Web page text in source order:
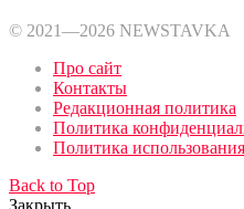
© 2021—2026 NEWSTAVKA
Про сайт
Контакты
Редакционная политика
Политика
Политика
Back to Top
Закрыть